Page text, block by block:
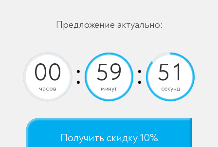
Предложение актуально:
часов минут секунд
Получить скидку 10%